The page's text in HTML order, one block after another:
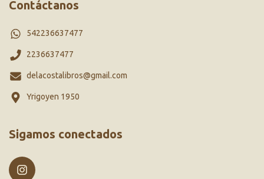
Contáctanos
542236637477
2236637477
delacostalibros@gmail.com
Yrigoyen 1950
Sigamos conectados